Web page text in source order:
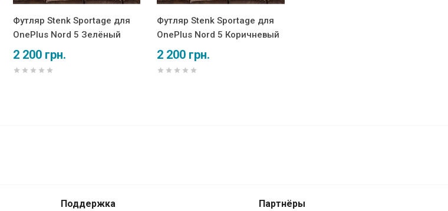
Футляр Stenk Sportage для
OnePlus Nord 5 Зелёный
2 200 грн.
Футляр Stenk Sportage для
OnePlus Nord 5 Коричневый
2 200 грн.
Поддержка Партнёры